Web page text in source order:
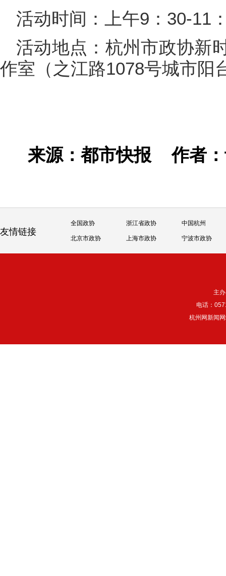
活动时间：上午9：30-11
活动地点：杭州市政协新
作室（之江路1078号城市阳
来源：都市快报作者
友情链接
全国政协 浙江省政协 中国杭州
北京市政协 上海市政协 宁波市政协
主
电话：
杭州网新闻